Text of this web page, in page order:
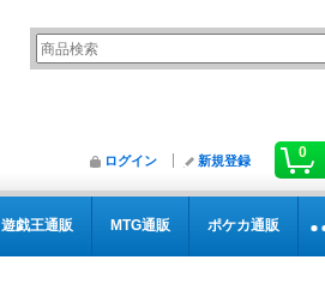
0
ログイン 新規登録
遊戯王通販 MTG通販 ポケカ通販